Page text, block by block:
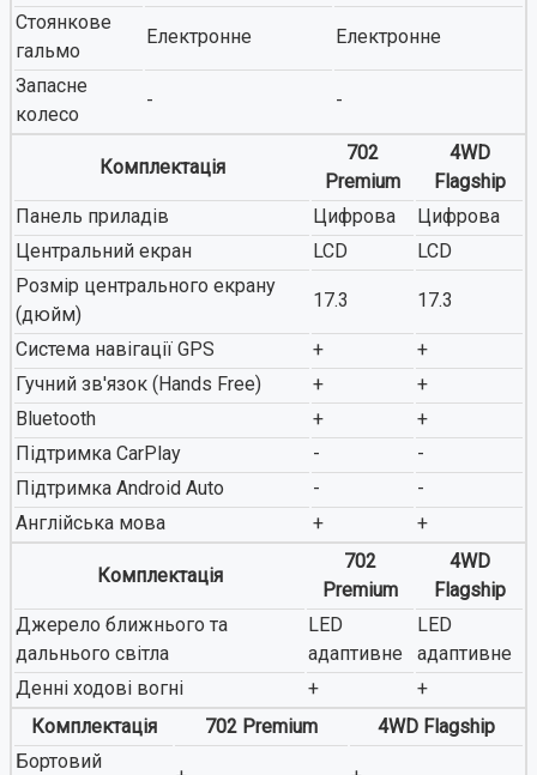
Стоянкове
гальмо
Електронне Електронне
Запасне
колесо
- -
Комплектація
702
Premium
4WD
Flagship
Панель приладів
Цифрова
Цифрова
Центральний екран
LCD
LCD
Розмір центрального екрану
(дюйм)
17.3 17.3
Система навігації GPS +
+
Гучний зв'язок (Hands Free)
+
+
Bluetooth
+
+
Підтримка CarPlay
-
-
Підтримка Android Auto
-
-
Англійська мова
+ +
Комплектація
702
Premium
4WD
Flagship
Джерело ближнього та
дальнього світла
LED
адаптивне
LED
адаптивне
Денні ходові вогні
+
+
Комплектація
702 Premium
4WD Flagship
Бортовий